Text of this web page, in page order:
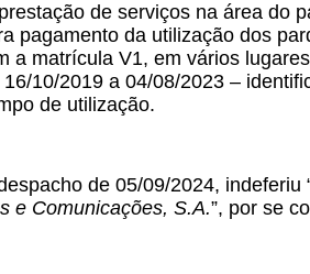
de serviços na área do
pagamento da utilização dos
a matrícula V1, em vários
10/2019 a 04/08/2023 –
de utilização.
de 05/09/2024, indeferiu
e Comunicações, S.A.”, por se